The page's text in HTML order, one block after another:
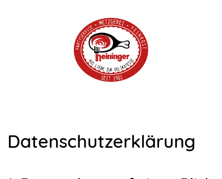
Datenschutz­erklärung